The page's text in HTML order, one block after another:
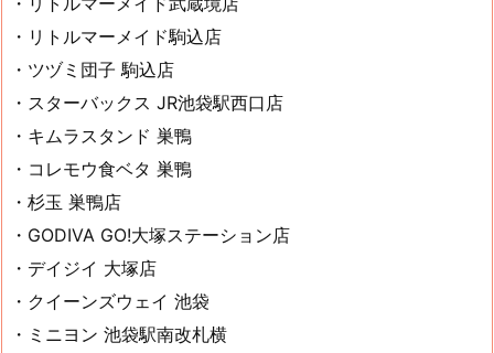
・リトルマーメイド駒込店
・ツヅミ団子 駒込店
・スターバックス JR池袋駅西口店
・キムラスタンド 巣鴨
・コレモウ食ベタ 巣鴨
・杉玉 巣鴨店
・GODIVA GO!大塚ステーション店
・デイジイ 大塚店
・クイーンズウェイ 池袋
・ミニヨン 池袋駅南改札横